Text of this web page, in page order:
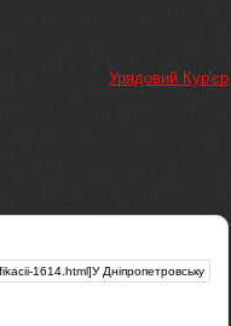
Урядовий Кур'єр